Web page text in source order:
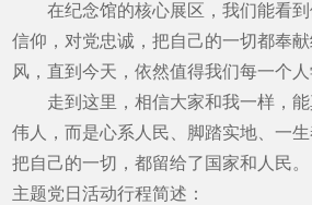
在纪念馆的核心展区，我们能看
信仰，对党忠诚，把自己的一切都奉
风，直到今天，依然值得我们每一个人
走到这里，相信大家和我一样，
伟人，而是心系人民、脚踏实地、一
把自己的一切，都留给了国家和人民。
主题党日活动行程简述：